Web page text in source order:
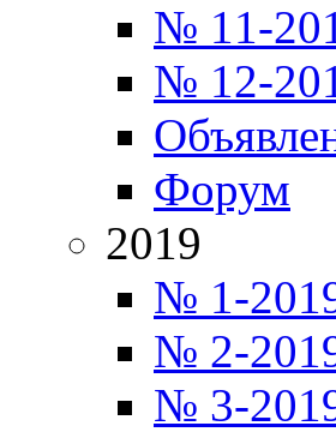
№ 11-
№ 12-
Форум
2019
№ 1-
№ 2-
№ 3-